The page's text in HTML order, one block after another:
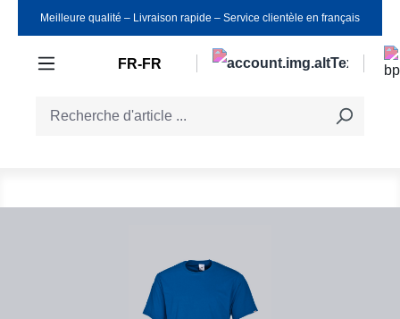
Passer au contenu principal
Meilleure qualité ‒ Livraison rapide ‒ Service clientèle en français
FR-FR